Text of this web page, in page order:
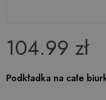
104.99 zł
Podkładka na całe